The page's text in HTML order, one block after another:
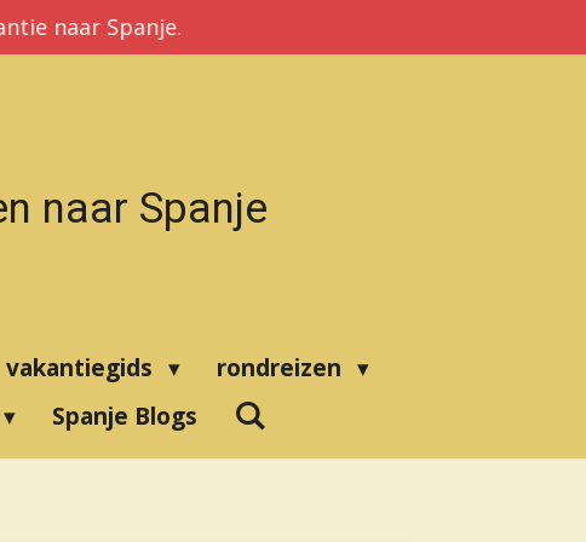
naar Spanje.
naar Spanje
vakantiegids
rondreizen
Spanje Blogs